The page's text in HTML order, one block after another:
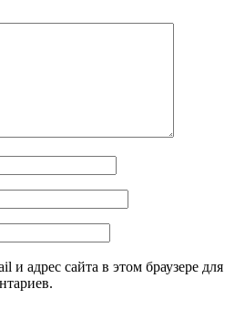
и адрес сайта в этом браузере для